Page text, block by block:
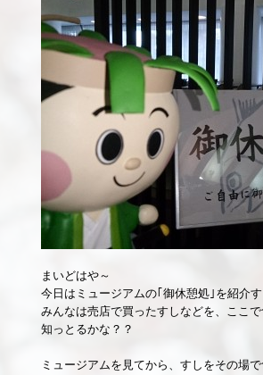
まいどはや～
今日はミュージアムの｢御休憩処｣を紹介す
みんなは売店で買ったすしなどを、ここ
知っとるかな？？
ミュージアムを見てから、すしをその場で